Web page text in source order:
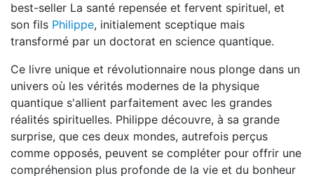
best-seller La santé repensée et fervent spirituel, et
son fils Philippe, initialement sceptique mais
transformé par un doctorat en science quantique.
Ce livre unique et révolutionnaire nous plonge dans un
univers où les vérités modernes de la physique
quantique s'allient parfaitement avec les grandes
réalités spirituelles. Philippe découvre, à sa grande
surprise, que ces deux mondes, autrefois perçus
comme opposés, peuvent se compléter pour offrir une
compréhension plus profonde de la vie et du bonheur